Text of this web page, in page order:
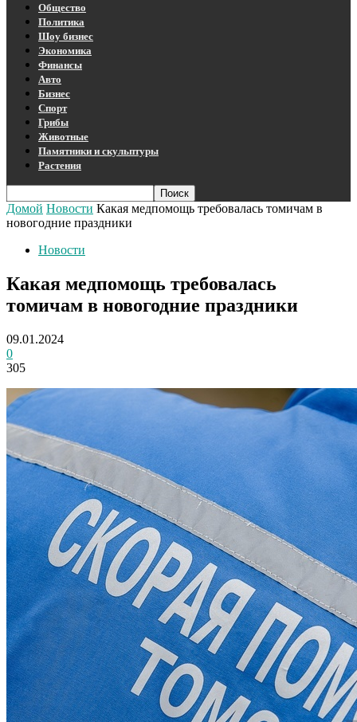
Общество
Политика
Шоу бизнес
Экономика
Финансы
Авто
Бизнес
Спорт
Грибы
Животные
Памятники и скульптуры
Растения
Домой Новости Какая медпомощь требовалась томичам в
новогодние праздники
Новости
Какая медпомощь требовалась
томичам в новогодние праздники
09.01.2024
0
305